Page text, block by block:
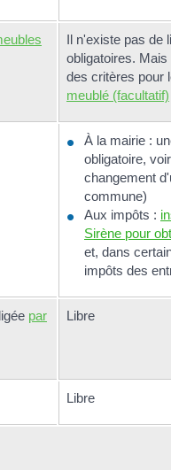
Il n'existe pas de
obligatoires.
des critères pour
meublé (facultatif)
À la mairie :
obligatoire,
changement
commune)
Aux impôts :
Sirène pour
et, dans
impôts des
par
Libre
Libre